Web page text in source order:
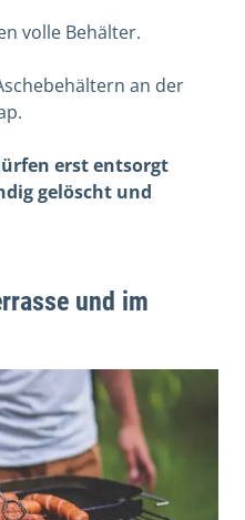
volle Behälter.
an der
erst entsorgt
gelöscht und
und im